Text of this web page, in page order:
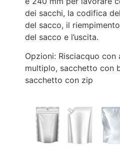
dei sacchi, la codifica
del sacco, il
del sacco e l’uscita.
Opzioni: Risciacquo
multiplo, sacchetto con
sacchetto con zip